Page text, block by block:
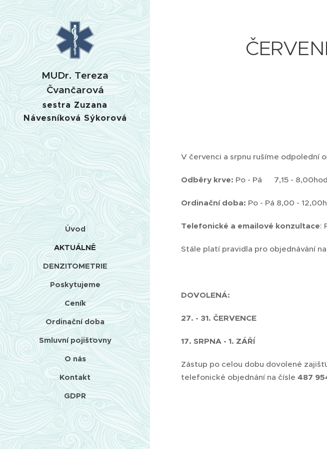
MUDr. Tereza
Čvančarová
sestra Zuzana
Návesníková Sýkorová
Úvod
AKTUÁLNĚ
DENZITOMETRIE
Poskytujeme
Ceník
Ordinační doba
Smluvní pojišťovny
O nás
Kontakt
GDPR
V červenci a srpnu rušíme odpolední
Odběry krve: Po - Pá 7,15 -
Ordinační doba: Po - Pá 8,00 -
Telefonické a emailové konzultace:
Stále platí pravidla pro objednávání
DOVOLENÁ:
27. - 31. ČERVENCE
17. SRPNA - 1. ZÁŘÍ
Zástup po celou dobu dovolené
telefonické objednání na čísle 487